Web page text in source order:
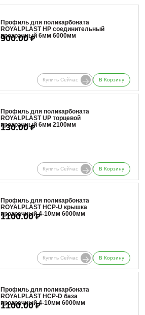
Профиль для поликарбоната
ROYALPLAST HP соединительный
прозрачный 6мм 6000мм
900.00₽
Купить Сейчас В Корзину
Профиль для поликарбоната
ROYALPLAST UP торцевой
прозрачный 6мм 2100мм
130.00₽
Купить Сейчас В Корзину
Профиль для поликарбоната
ROYALPLAST HCP-U крышка
прозрачный 4-10мм 6000мм
1100.00₽
Купить Сейчас В Корзину
Профиль для поликарбоната
ROYALPLAST HCP-D база
прозрачный 4-10мм 6000мм
1100.00₽